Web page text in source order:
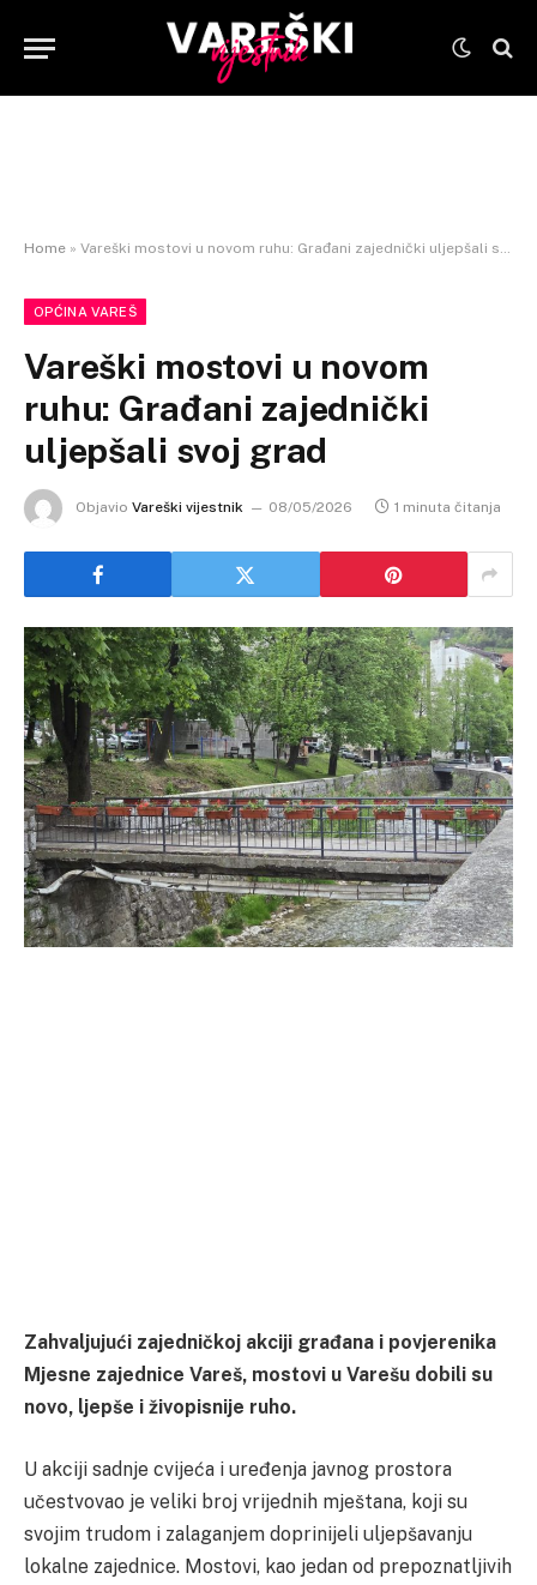
Home » Vareški mostovi u novom ruhu: Građani zajednički uljepšali svoj grad
OPĆINA VAREŠ
Vareški mostovi u novom
ruhu: Građani zajednički
uljepšali svoj grad
Objavio Vareški vijestnik 08/05/2026 1 minuta čitanja
Zahvaljujući zajedničkoj akciji građana i povjerenika
Mjesne zajednice Vareš, mostovi u Varešu dobili su
novo, ljepše i živopisnije ruho.
U akciji sadnje cvijeća i uređenja javnog prostora
učestvovao je veliki broj vrijednih mještana, koji su
svojim trudom i zalaganjem doprinijeli uljepšavanju
lokalne zajednice. Mostovi, kao jedan od prepoznatljivih